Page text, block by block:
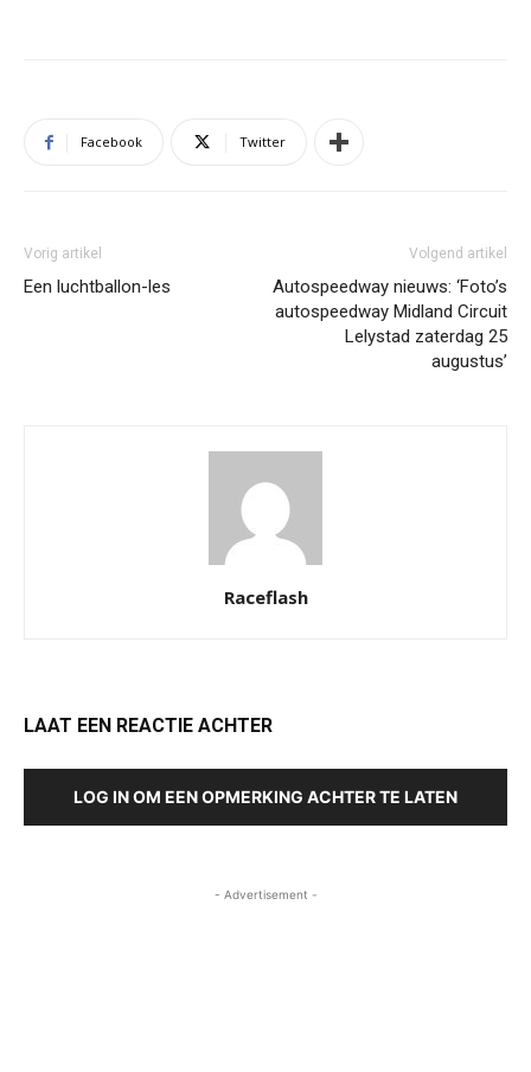
Facebook Twitter
Vorig artikel
Een luchtballon-les
Volgend artikel
Autospeedway nieuws: ‘Foto’s
autospeedway Midland Circuit
Lelystad zaterdag 25
augustus’
Raceflash
LAAT EEN REACTIE ACHTER
LOG IN OM EEN OPMERKING ACHTER TE LATEN
- Advertisement -